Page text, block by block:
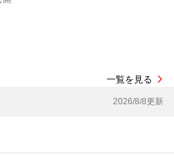
一覧を見る
2026/8/8更新